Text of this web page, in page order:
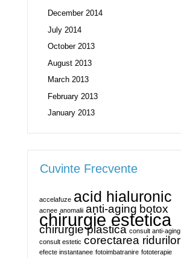
December 2014
July 2014
October 2013
August 2013
March 2013
February 2013
January 2013
Cuvinte Frecvente
accelafuze acid hialuronic
acnee anomalii anti-aging botox
chirurgie estetica
chirurgie plastica consult anti-aging
consult estetic corectarea ridurilor
efecte instantanee fotoimbatranire fototerapie